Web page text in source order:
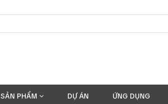
SẢN PHẨM DỰ ÁN ỨNG DỤNG